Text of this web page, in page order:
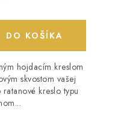
DO KOŠÍKA
hojdacím kreslom
skvostom vašej
kreslo typu